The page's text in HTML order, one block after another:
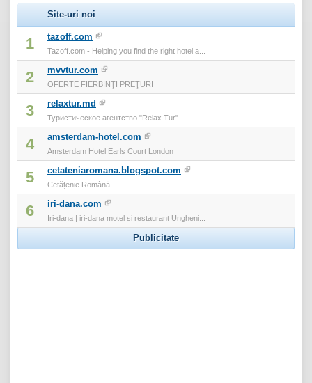
Site-uri noi
1 tazoff.com
Tazoff.com - Helping you find the right hotel a...
2 mvvtur.com
OFERTE FIERBINŢI PREŢURI
3 relaxtur.md
Туристическое агентство "Relax Tur"
4 amsterdam-hotel.com
Amsterdam Hotel Earls Court London
5 cetateniaromana.blogspot.com
Cetățenie Română
6 iri-dana.com
Iri-dana | iri-dana motel si restaurant Ungheni...
Publicitate